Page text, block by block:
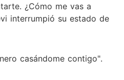
¿Cómo me vas a
interrumpió su estado de
casándome contigo".